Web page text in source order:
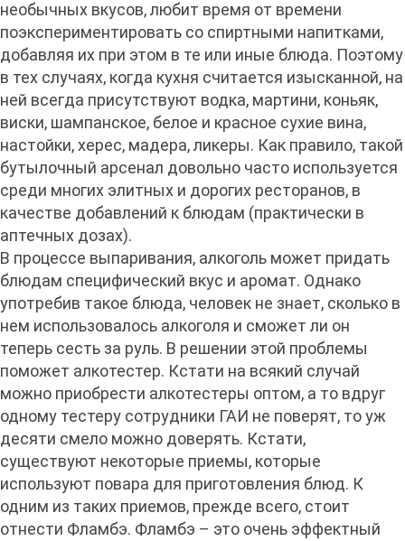
необычных вкусов, любит время от времени
поэкспериментировать со спиртными напитками,
добавляя их при этом в те или иные блюда. Поэтому
в тех случаях, когда кухня считается изысканной, на
ней всегда присутствуют водка, мартини, коньяк,
виски, шампанское, белое и красное сухие вина,
настойки, херес, мадера, ликеры. Как правило, такой
бутылочный арсенал довольно часто используется
среди многих элитных и дорогих ресторанов, в
качестве добавлений к блюдам (практически в
аптечных дозах).
В процессе выпаривания, алкоголь может придать
блюдам специфический вкус и аромат. Однако
употребив такое блюда, человек не знает, сколько в
нем использовалось алкоголя и сможет ли он
теперь сесть за руль. В решении этой проблемы
поможет алкотестер. Кстати на всякий случай
можно приобрести алкотестеры оптом, а то вдруг
одному тестеру сотрудники ГАИ не поверят, то уж
десяти смело можно доверять. Кстати,
существуют некоторые приемы, которые
используют повара для приготовления блюд. К
одним из таких приемов, прежде всего, стоит
отнести Фламбэ. Фламбэ – это очень эффектный